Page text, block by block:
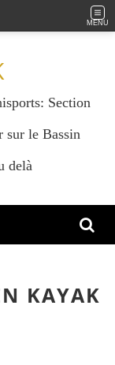
MENU
Section
sur le Bassin
delà
KAYAK